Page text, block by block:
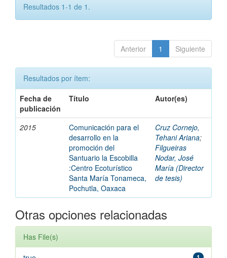
Resultados 1-1 de 1.
Anterior 1 Siguiente
Resultados por ítem:
Fecha de
publicación
Título Autor(es)
2015
Comunicación para el
desarrollo en la
promoción del
Santuario la Escobilla
:Centro Ecoturístico
Santa María Tonameca,
Pochutla, Oaxaca
Cruz Cornejo,
Tehani Ariana;
Filgueiras
Nodar, José
María (Director
de tesis)
Otras opciones relacionadas
Has File(s)